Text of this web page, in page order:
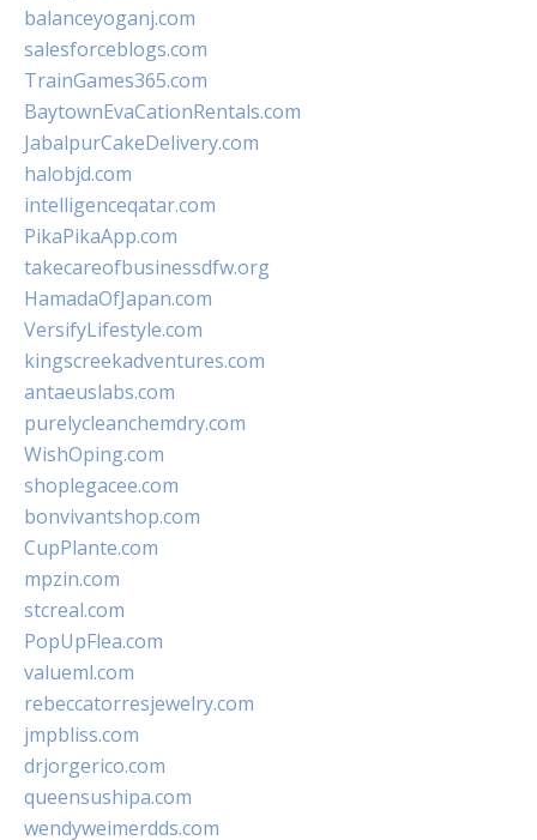
balanceyoganj.com
salesforceblogs.com
TrainGames365.com
BaytownEvaCationRentals.com
JabalpurCakeDelivery.com
halobjd.com
intelligenceqatar.com
PikaPikaApp.com
takecareofbusinessdfw.org
HamadaOfJapan.com
VersifyLifestyle.com
kingscreekadventures.com
antaeuslabs.com
purelycleanchemdry.com
WishOping.com
shoplegacee.com
bonvivantshop.com
CupPlante.com
mpzin.com
stcreal.com
PopUpFlea.com
valueml.com
rebeccatorresjewelry.com
jmpbliss.com
drjorgerico.com
queensushipa.com
wendyweimerdds.com